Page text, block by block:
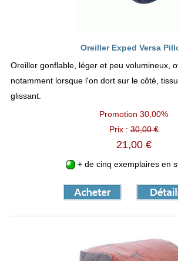
Oreiller Exped Versa
Oreiller gonflable, léger et peu volumineux,
notamment lorsque l'on dort sur le côté,
glissant.
Promotion 30,00%
Prix :30,00 €
21,00 €
+ de cinq exemplaires en